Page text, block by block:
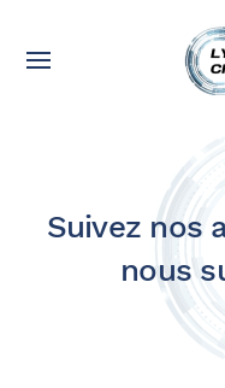
Suivez nos
nous